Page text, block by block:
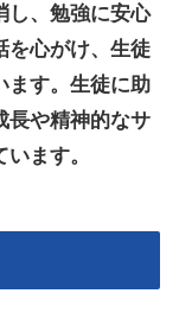
し、勉強に安心
を心がけ、生徒
す。 生徒に助
長や精神的なサ
ます。